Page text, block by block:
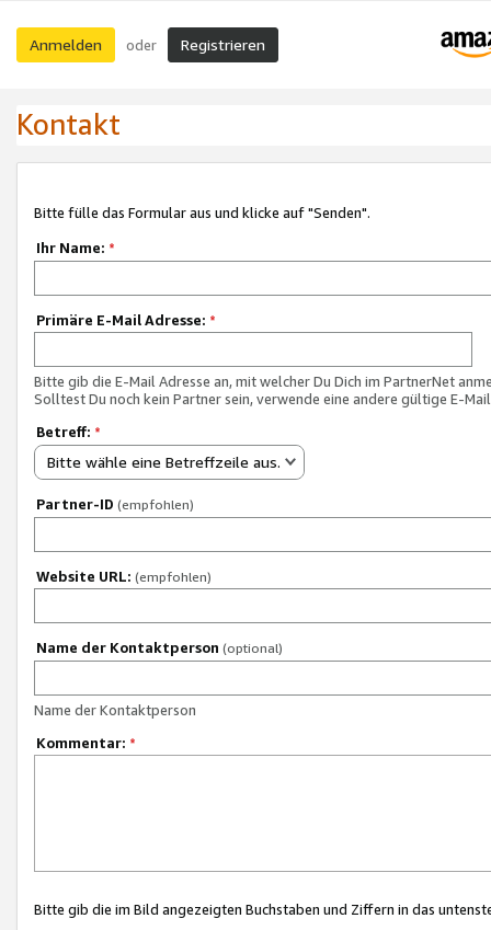
Anmelden oder Registrieren
Kontakt
Bitte fülle das Formular aus und klicke auf "Senden".
Ihr Name: *
Primäre E-Mail Adresse: *
Bitte gib die E-Mail Adresse an, mit welcher Du Dich im PartnerNet
Solltest Du noch kein Partner sein, verwende eine andere gültige E-
Betreff: *
Bitte wähle eine Betreffzeile aus.
Partner-ID (empfohlen)
Website URL: (empfohlen)
Name der Kontaktperson (optional)
Name der Kontaktperson
Kommentar: *
Bitte gib die im Bild angezeigten Buchstaben und Ziffern in das